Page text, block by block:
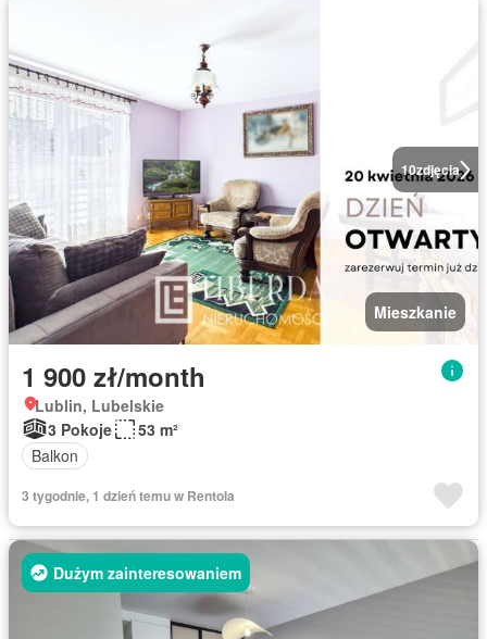
10zdjęcia
Mieszkanie
1 900 zł/month
Lublin, Lubelskie
3 Pokoje
53 m²
Balkon
3 tygodnie, 1 dzień temu w Rentola
Dużym zainteresowaniem